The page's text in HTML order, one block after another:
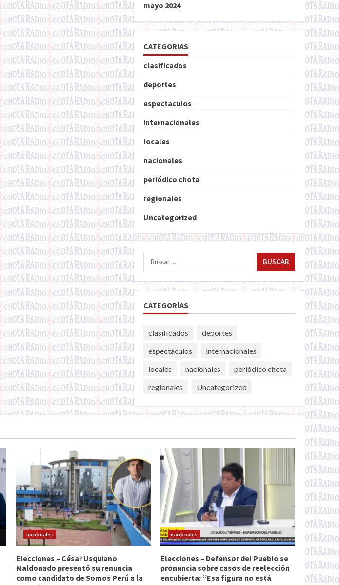
mayo 2024
CATEGORIAS
clasificados
deportes
espectaculos
internacionales
locales
nacionales
periódico chota
regionales
Uncategorized
Buscar:
CATEGORÍAS
clasificados
deportes
espectaculos
internacionales
locales
nacionales
periódico chota
regionales
Uncategorized
nacionales
Elecciones – César Usquiano
Maldonado presentó su renuncia
como candidato de Somos Perú a la
nacionales
Elecciones – Defensor del Pueblo se
pronuncia sobre casos de reelección
encubierta: “Esa figura no está